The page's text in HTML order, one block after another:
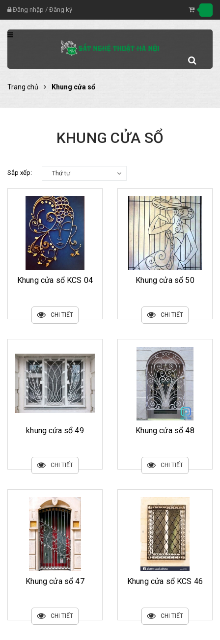
Đăng nhập / Đăng ký
Trang chủ Khung cửa sổ
KHUNG CỬA SỔ
Sắp xếp: Thứ tự
Khung cửa sổ KCS 04
CHI TIẾT
Khung cửa sổ 50
CHI TIẾT
khung cửa sổ 49
CHI TIẾT
Khung cửa sổ 48
CHI TIẾT
Khung cửa sổ 47
CHI TIẾT
Khung cửa sổ KCS 46
CHI TIẾT